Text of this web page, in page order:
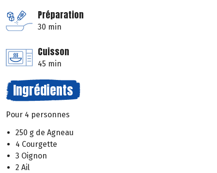
Préparation
30 min
Cuisson
45 min
Ingrédients
Pour 4 personnes
250 g de Agneau
4 Courgette
3 Oignon
2 Ail